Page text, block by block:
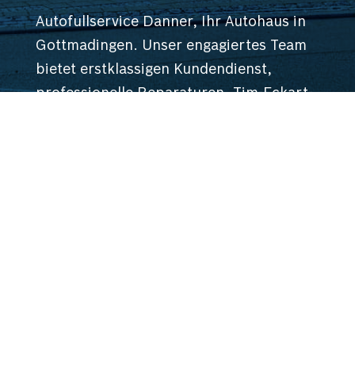
Autofullservice Danner, Ihr Autohaus in
Gottmadingen. Unser engagiertes Team
bietet erstklassigen Kundendienst,
professionelle Reparaturen, Tim-Eckart-